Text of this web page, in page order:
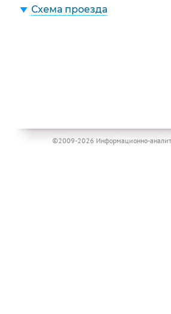
Схема проезда
©2009-2026 Информационно-